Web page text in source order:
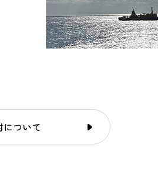
について